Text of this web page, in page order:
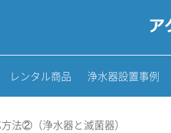
レンタル商品 浄水器設置事例
法②（浄水器と滅菌器）